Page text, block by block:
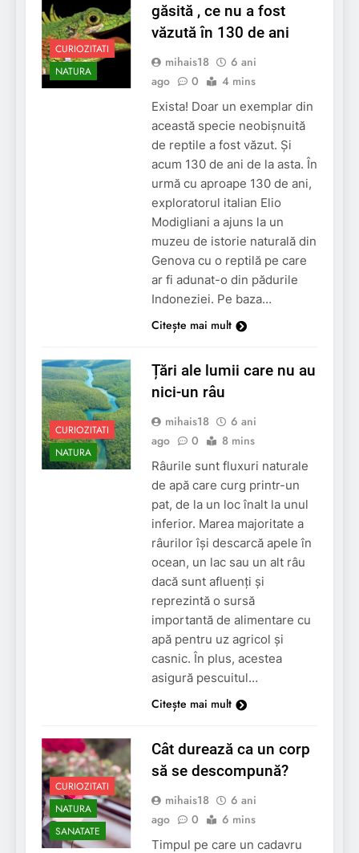
CURIOZITATI
NATURA
găsită , ce nu a fost
văzută în 130 de ani
mihais18
6 ani
ago
0 4 mins
Exista! Doar un exemplar din
această specie neobișnuită
de reptile a fost văzut. Și
acum 130 de ani de la asta. În
urmă cu aproape 130 de ani,
exploratorul italian Elio
Modigliani a ajuns la un
muzeu de istorie naturală din
Genova cu o reptilă pe care
ar fi adunat-o din pădurile
Indoneziei. Pe baza…
Citește mai mult
CURIOZITATI
NATURA
Țări ale lumii care nu au
nici-un râu
mihais18
6 ani
ago
0 8 mins
Râurile sunt fluxuri naturale
de apă care curg printr-un
pat, de la un loc înalt la unul
inferior. Marea majoritate a
râurilor își descarcă apele în
ocean, un lac sau un alt râu
dacă sunt afluenți și
reprezintă o sursă
importantă de alimentare cu
apă pentru uz agricol și
casnic. În plus, acestea
asigură pescuitul…
Citește mai mult
CURIOZITATI
NATURA
SANATATE
Cât durează ca un corp
să se descompună?
mihais18
6 ani
ago
0 6 mins
Timpul pe care un cadavru